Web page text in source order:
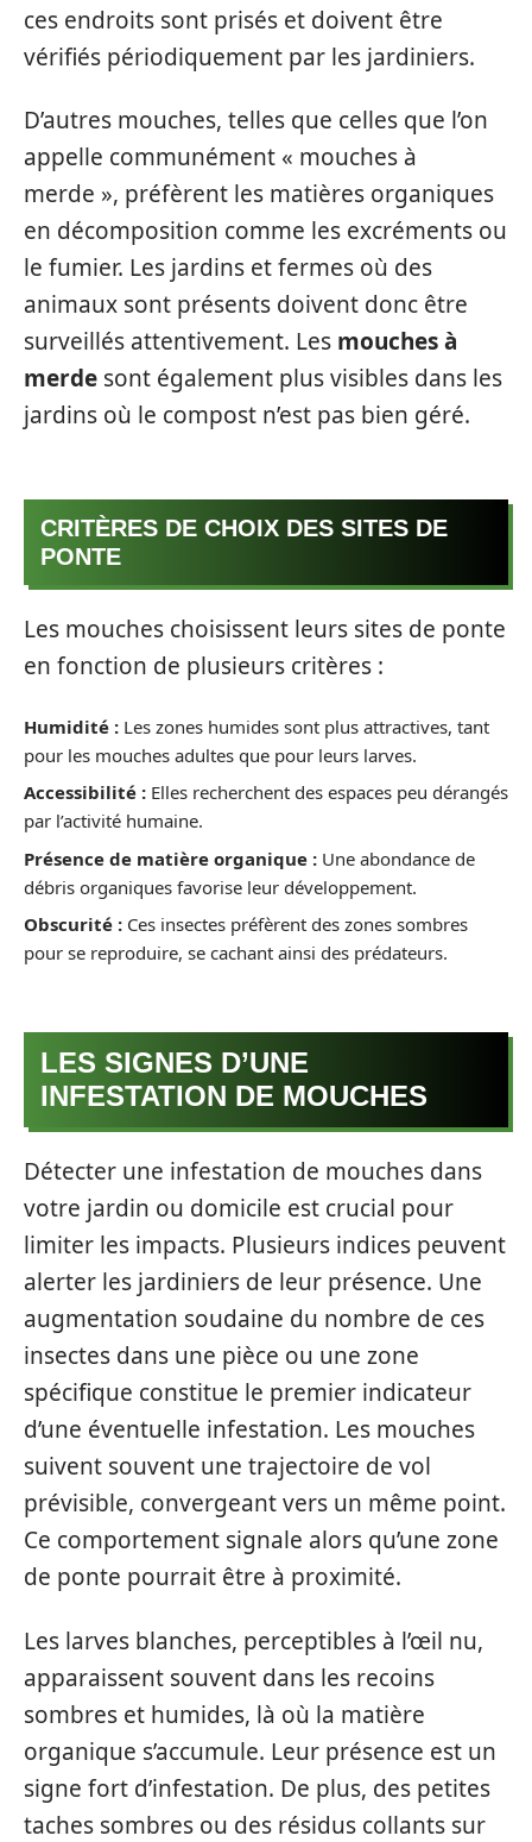
ces endroits sont prisés et doivent être
vérifiés périodiquement par les jardiniers.
D’autres mouches, telles que celles que l’on
appelle communément « mouches à
merde », préfèrent les matières organiques
en décomposition comme les excréments ou
le fumier. Les jardins et fermes où des
animaux sont présents doivent donc être
surveillés attentivement. Les mouches à
merde sont également plus visibles dans les
jardins où le compost n’est pas bien géré.
CRITÈRES DE CHOIX DES SITES DE
PONTE
Les mouches choisissent leurs sites de ponte
en fonction de plusieurs critères :
Humidité : Les zones humides sont plus attractives, tant
pour les mouches adultes que pour leurs larves.
Accessibilité : Elles recherchent des espaces peu dérangés
par l’activité humaine.
Présence de matière organique : Une abondance de
débris organiques favorise leur développement.
Obscurité : Ces insectes préfèrent des zones sombres
pour se reproduire, se cachant ainsi des prédateurs.
LES SIGNES D’UNE
INFESTATION DE MOUCHES
Détecter une infestation de mouches dans
votre jardin ou domicile est crucial pour
limiter les impacts. Plusieurs indices peuvent
alerter les jardiniers de leur présence. Une
augmentation soudaine du nombre de ces
insectes dans une pièce ou une zone
spécifique constitue le premier indicateur
d’une éventuelle infestation. Les mouches
suivent souvent une trajectoire de vol
prévisible, convergeant vers un même point.
Ce comportement signale alors qu’une zone
de ponte pourrait être à proximité.
Les larves blanches, perceptibles à l’œil nu,
apparaissent souvent dans les recoins
sombres et humides, là où la matière
organique s’accumule. Leur présence est un
signe fort d’infestation. De plus, des petites
taches sombres ou des résidus collants sur